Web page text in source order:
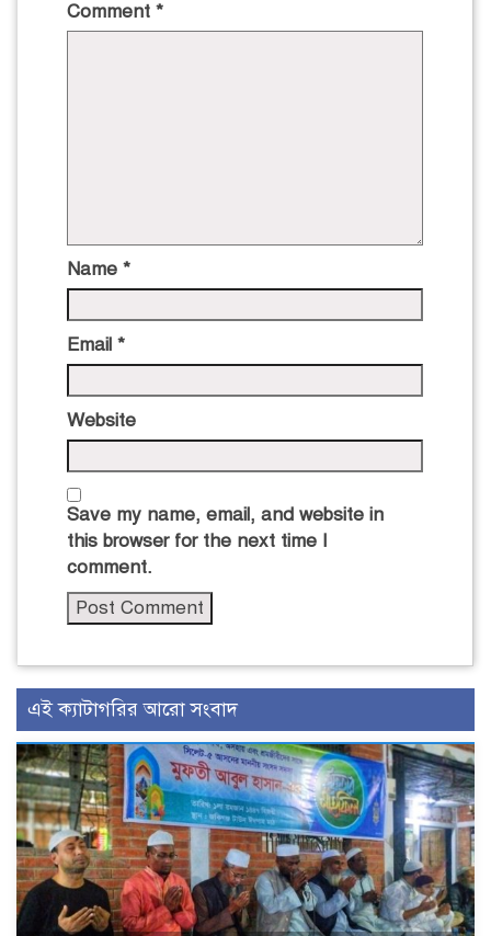
Comment *
Name *
Email *
Website
Save my name, email, and website in
this browser for the next time I
comment.
এই ক্যাটাগরির আরো সংবাদ